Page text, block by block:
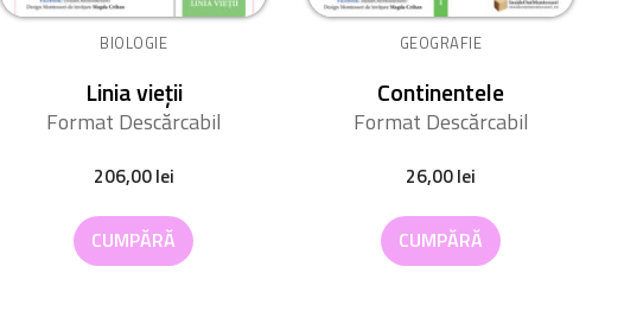
BIOLOGIE
Linia vieții
Format Descărcabil
206,00lei
CUMPĂRĂ
GEOGRAFIE
Continentele
Format Descărcabil
26,00lei
CUMPĂRĂ